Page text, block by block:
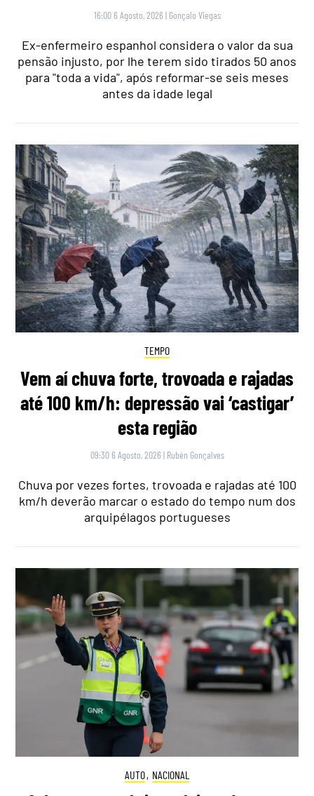
16:00 6 Agosto, 2026 | Gonçalo Viegas
Ex-enfermeiro espanhol considera o valor da sua
pensão injusto, por lhe terem sido tirados 50 anos
para "toda a vida", após reformar-se seis meses
antes da idade legal
TEMPO
Vem aí chuva forte, trovoada e rajadas
até 100 km/h: depressão vai ‘castigar’
esta região
09:30 6 Agosto, 2026 | Rubén Gonçalves
Chuva por vezes fortes, trovoada e rajadas até 100
km/h deverão marcar o estado do tempo num dos
arquipélagos portugueses
AUTO, NACIONAL